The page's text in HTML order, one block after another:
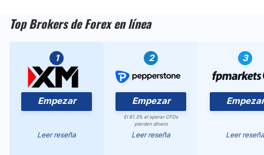
Top Brokers de Forex en línea
1
Empezar
Leer reseña
2
Empezar
El 81.3% al operar CFDs
pierden dinero
Leer reseña
3
Empezar
Leer reseña